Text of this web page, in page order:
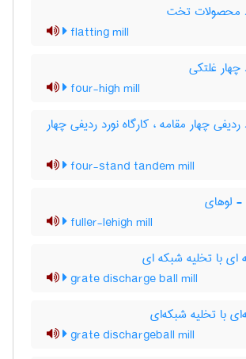
محصولات تخت
flatting mill
چهار غلتکی
four-high mill
چهار مقامه ، کارگاه نورد ردیفی چهار
four-stand tandem mill
- لوهای
fuller-lehigh mill
ای با تخلیه شبکه ای
grate discharge ball mill
با تخلیه شبکه‌ای
grate dischargeball mill